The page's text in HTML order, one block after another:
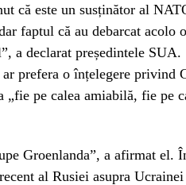
că este un susținător al
faptul că au debarcat acolo
a declarat președintele SUA.
prefera o înțelegere privind
pe calea amiabilă, fie pe
Groenlanda”, a afirmat el.
al Rusiei asupra Ucrainei